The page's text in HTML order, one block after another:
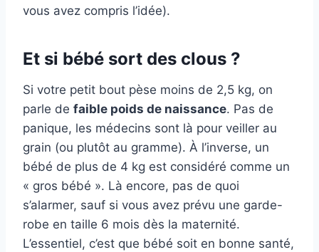
vous avez compris l’idée).
Et si bébé sort des clous ?
Si votre petit bout pèse moins de 2,5 kg, on
parle de faible poids de naissance. Pas de
panique, les médecins sont là pour veiller au
grain (ou plutôt au gramme). À l’inverse, un
bébé de plus de 4 kg est considéré comme un
« gros bébé ». Là encore, pas de quoi
s’alarmer, sauf si vous avez prévu une garde-
robe en taille 6 mois dès la maternité.
L’essentiel, c’est que bébé soit en bonne santé,